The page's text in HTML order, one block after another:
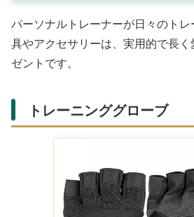
パーソナルトレーナーが日々のト
具やアクセサリーは、実用的で長
ゼントです。
トレーニンググローブ